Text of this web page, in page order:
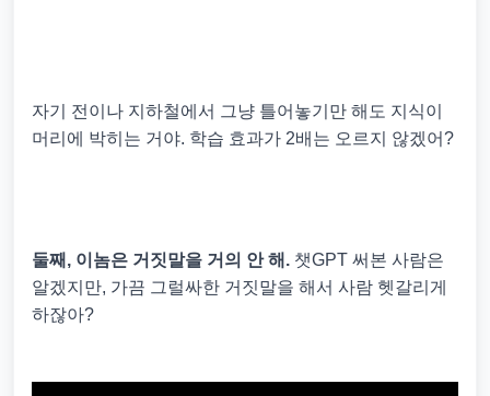
자기 전이나 지하철에서 그냥 틀어놓기만 해도 지식이
머리에 박히는 거야. 학습 효과가 2배는 오르지 않겠어?
둘째, 이놈은 거짓말을 거의 안 해. 챗GPT 써본 사람은
알겠지만, 가끔 그럴싸한 거짓말을 해서 사람 헷갈리게
하잖아?